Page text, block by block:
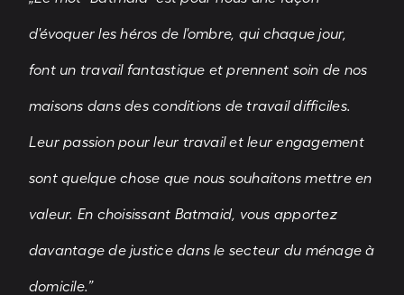
d'évoquer les héros de l'ombre, qui chaque jour,
font un travail fantastique et prennent soin de nos
maisons dans des conditions de travail difficiles.
Leur passion pour leur travail et leur engagement
sont quelque chose que nous souhaitons mettre en
valeur. En choisissant Batmaid, vous apportez
davantage de justice dans le secteur du ménage à
domicile.”